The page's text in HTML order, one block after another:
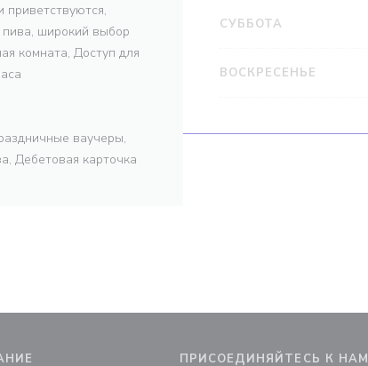
широкий выбор
комната, Доступ для
ваучеры,
Дебетовая карточка
СУББОТА
ВОСКРЕСЕНЬЕ
ПРИСОЕДИНЯЙТЕСЬ К НАМ